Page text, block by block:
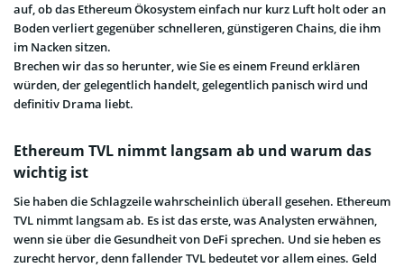
auf, ob das Ethereum Ökosystem einfach nur kurz Luft holt oder an
Boden verliert gegenüber schnelleren, günstigeren Chains, die ihm
im Nacken sitzen.
Brechen wir das so herunter, wie Sie es einem Freund erklären
würden, der gelegentlich handelt, gelegentlich panisch wird und
definitiv Drama liebt.
Ethereum TVL nimmt langsam ab und warum das
wichtig ist
Sie haben die Schlagzeile wahrscheinlich überall gesehen. Ethereum
TVL nimmt langsam ab. Es ist das erste, was Analysten erwähnen,
wenn sie über die Gesundheit von DeFi sprechen. Und sie heben es
zurecht hervor, denn fallender TVL bedeutet vor allem eines. Geld